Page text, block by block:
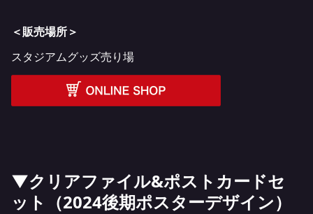
＜販売場所＞
スタジアムグッズ売り場
▼クリアファイル&ポストカードセ
ット（2024後期ポスターデザイン）